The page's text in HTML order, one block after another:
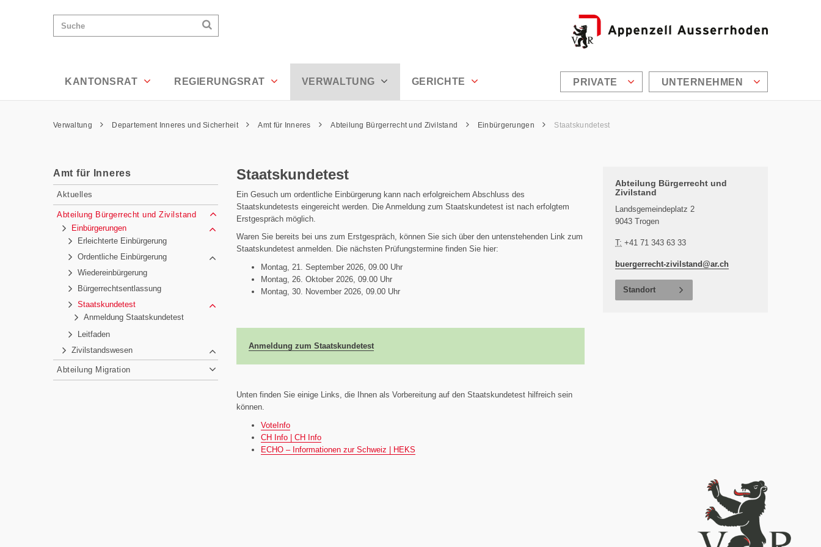
Suchen
KANTONSRAT
REGIERUNGSRAT VERWALTUNG GERICHTE PRIVATE UNTERNEHMEN
Inhalt
Pfadnavigation
Verwaltung Departement Inneres und Sicherheit Amt für Inneres Abteilung Bürgerrecht und Zivilstand Einbürgerungen Staatskundetest
Amt für Inneres
Subnavigation
Aktuelles
Abteilung Bürgerrecht und Zivilstand
Einbürgerungen
Erleichterte Einbürgerung
Ordentliche Einbürgerung
Wiedereinbürgerung
Bürgerrechtsentlassung
Staatskundetest
Anmeldung Staatskundetest
Leitfaden
Zivilstandswesen
Abteilung Migration
Staatskundetest
Ein Gesuch um ordentliche Einbürgerung kann nach erfolgreichem Abschluss des
Staatskundetests eingereicht werden. Die Anmeldung zum Staatskundetest ist nach erfolgtem
Erstgespräch möglich.
Waren Sie bereits bei uns zum Erstgespräch, können Sie sich über den untenstehenden Link zum
Staatskundetest anmelden. Die nächsten Prüfungstermine finden Sie hier:
Montag, 21. September 2026, 09.00 Uhr
Montag, 26. Oktober 2026, 09.00 Uhr
Montag, 30. November 2026, 09.00 Uhr
Anmeldung zum Staatskundetest
Unten finden Sie einige Links, die Ihnen als Vorbereitung auf den Staatskundetest hilfreich sein
können.
VoteInfo
CH Info | CH Info
ECHO – Informationen zur Schweiz | HEKS
Abteilung Bürgerrecht und
Zivilstand
Landsgemeindeplatz 2
9043 Trogen
T: +41 71 343 63 33
buergerrecht-zivilstand@ar.ch
Standort